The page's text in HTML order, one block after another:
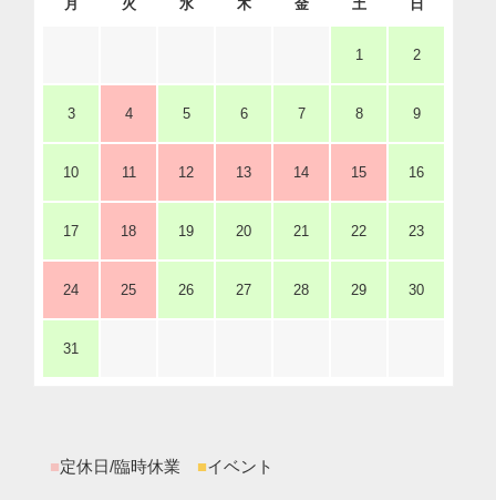
月 火 水 木 金 土 日
1 2
3 4 5 6 7 8 9
10 11 12 13 14 15 16
17 18 19 20 21 22 23
24 25 26 27 28 29 30
31
■定休日/臨時休業 ■イベント